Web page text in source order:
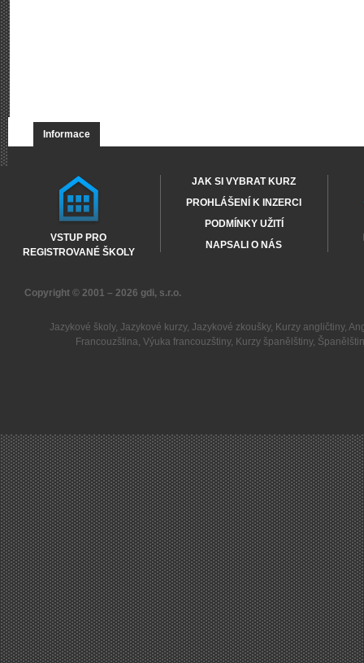
Informace
VSTUP PRO
REGISTROVANÉ ŠKOLY
JAK SI VYBRAT KURZ
PROHLÁŠENÍ K INZERCI
PODMÍNKY UŽITÍ
NAPSALI O NÁS
Copyright © 2001 – 2026 gdi, s.r.o.
Jazykové školy, Jazykové kurzy, Jazykové zkoušky, Kurzy angličtiny,
Francouzština,Výuka francouzštiny, Kurzy španělštiny,